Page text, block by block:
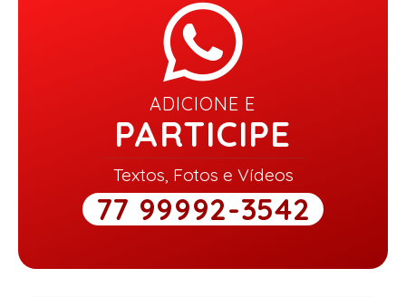
ADICIONE E
PARTICIPE
Textos, Fotos e Vídeos
77 99992-3542